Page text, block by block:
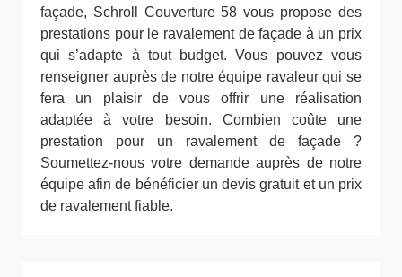
façade, Schroll Couverture 58 vous propose des
prestations pour le ravalement de façade à un prix
qui s’adapte à tout budget. Vous pouvez vous
renseigner auprès de notre équipe ravaleur qui se
fera un plaisir de vous offrir une réalisation
adaptée à votre besoin. Combien coûte une
prestation pour un ravalement de façade ?
Soumettez-nous votre demande auprès de notre
équipe afin de bénéficier un devis gratuit et un prix
de ravalement fiable.